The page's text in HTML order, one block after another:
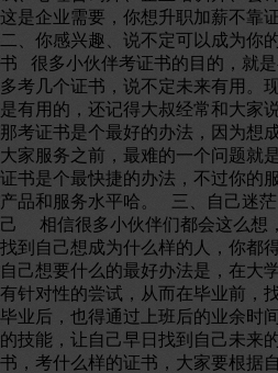
这是企业需要，你想升职加薪不靠
二、你感兴趣、说不定可以成为你
书 很多小伙伴考证书的目的，就
多考几个证书，说不定未来有用。
是有用的，还记得大叔经常和大家
那考证书是个最好的办法，因为想
大家服务之前，最难的一个问题就
证书是个最快捷的办法，不过你的
产品和服务水平哈。 三、自己迷
己 相信很多小伙伴们都会这么想
找到自己想成为什么样的人，你都
自己想要什么的最好办法是，在大
有针对性的尝试，从而在毕业前，
毕业后，也得通过上班后的业余时
的技能，让自己早日找到自己未来
书，考什么样的证书，大家要根据